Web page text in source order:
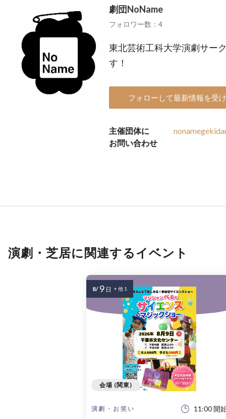
劇団NoName
フォロワー数：4
東北芸術工科大学演劇サー
す！
フォローして最新情報を受
主催団体に
お問い合わせ
演劇・芝居に関連するイベント
演劇・お笑い 11:00 開
会場 (関東)
8/ 9 日 + 他 1